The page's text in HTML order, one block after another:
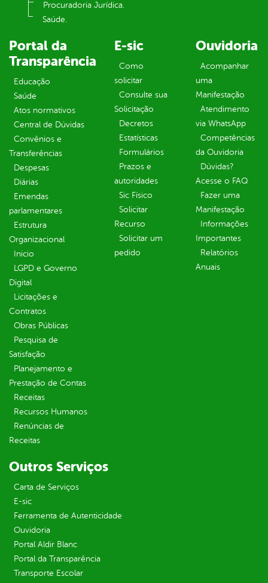
Procuradoria Jurídica.
Saúde.
Portal da
Transparência
Educação
Saúde
Atos normativos
Central de Dúvidas
Convênios e
Transferências
Despesas
Diárias
Emendas
parlamentares
Estrutura
Organizacional
Inicio
LGPD e Governo
Digital
Licitações e
Contratos
Obras Públicas
Pesquisa de
Satisfação
Planejamento e
Prestação de Contas
Receitas
Recursos Humanos
Renúncias de
Receitas
E-sic
Como
solicitar
Consulte sua
Solicitação
Decretos
Estatísticas
Formulários
Prazos e
autoridades
Sic Físico
Solicitar
Recurso
Solicitar um
pedido
Ouvidoria
Acompanhar
uma
Manifestação
Atendimento
via WhatsApp
Competências
da Ouvidoria
Dúvidas?
Acesse o FAQ
Fazer uma
Manifestação
Informações
Importantes
Relatórios
Anuais
Outros Serviços
Carta de Serviços
E-sic
Ferramenta de Autenticidade
Ouvidoria
Portal Aldir Blanc
Portal da Transparência
Transporte Escolar